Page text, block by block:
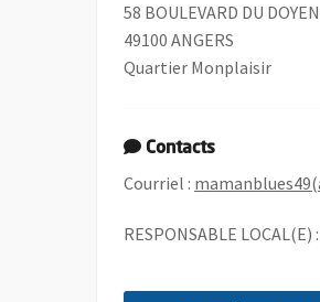
58 BOULEVARD DU
49100 ANGERS
Quartier Monplaisir
Contacts
Courriel :
RESPONSABLE LOCAL(E)